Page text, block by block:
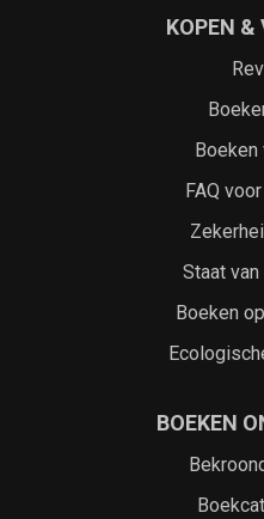
KOPEN &
FAQ
Staat
Boeken
BOEKEN